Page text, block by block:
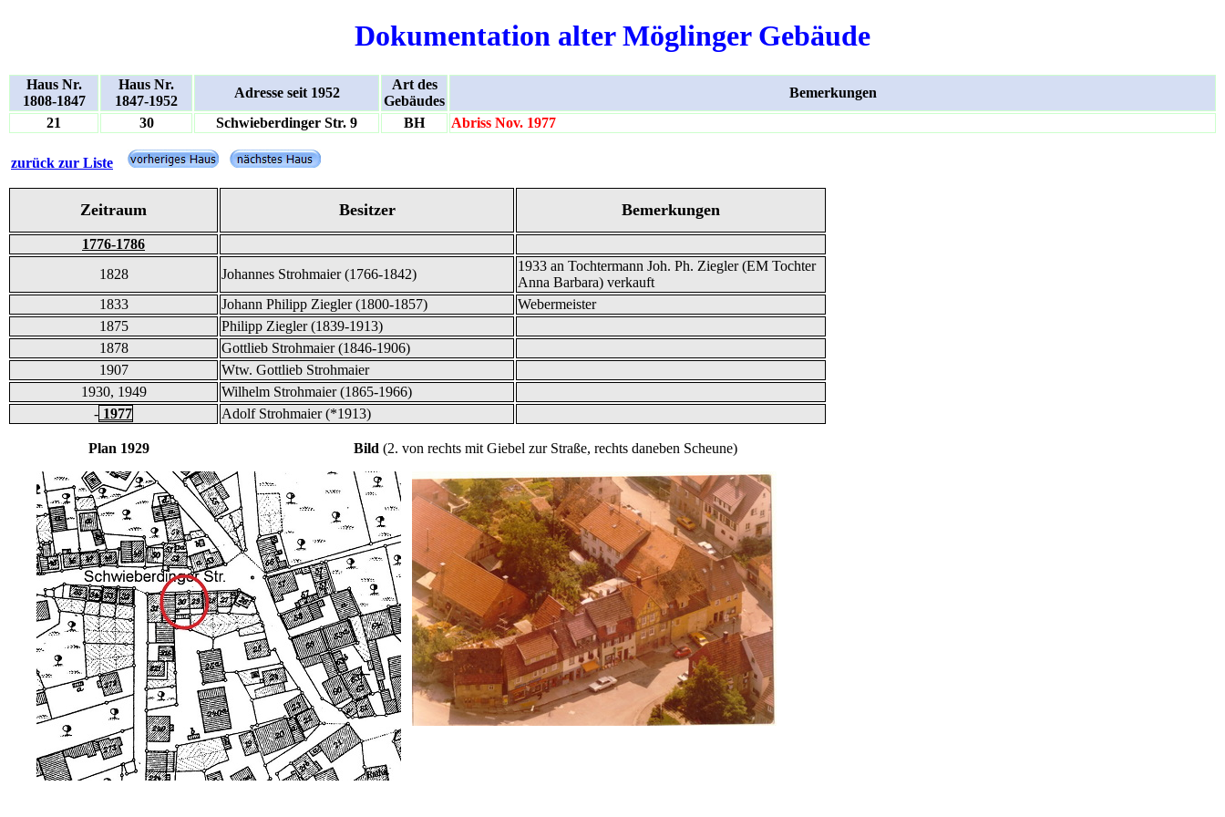
Dokumentation alter Möglinger Gebäude
Haus Nr.
1808-1847
Haus Nr.
1847-1952
Adresse seit 1952
Art des
Gebäudes
Bemerkungen
21
30 Schwieberdinger Str. 9 BH Abriss Nov. 1977
zurück zur Liste
Zeitraum Besitzer Bemerkungen
1776-1786
1828
Johannes Strohmaier (1766-1842)
1933 an Tochtermann Joh. Ph. Ziegler (EM Tochter
Anna Barbara) verkauft
1833
Johann Philipp Ziegler (1800-1857)
Webermeister
1875
Philipp Ziegler (1839-1913)
1878
Gottlieb Strohmaier (1846-1906)
1907
Wtw. Gottlieb Strohmaier
1930, 1949
Wilhelm Strohmaier (1865-1966)
- 1977 Adolf Strohmaier (*1913)
Plan 1929 Bild (2. von rechts mit Giebel zur Straße, rechts daneben Scheune)